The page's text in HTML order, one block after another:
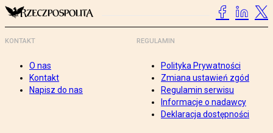
KONTAKT
O nas
Kontakt
Napisz do nas
REGULAMIN
Polityka Prywatności
Zmiana ustawień zgód
Regulamin serwisu
Informacje o nadawcy
Deklaracja dostępności